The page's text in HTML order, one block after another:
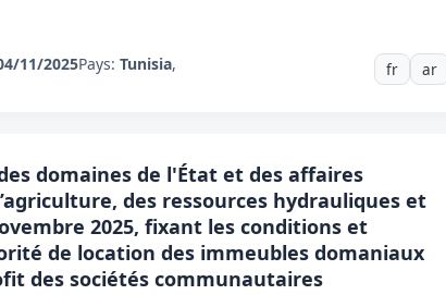
11/2025Pays: Tunisia, fr ar
domaines de l'État et des affaires
des ressources hydrauliques et
2025, fixant les conditions et
de location des immeubles domaniaux
des sociétés communautaires